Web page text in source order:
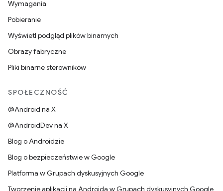
Wymagania
Pobieranie
Wyświetl podgląd plików binarnych
Obrazy fabryczne
Pliki binarne sterowników
SPOŁECZNOŚĆ
@Android na X
@AndroidDev na X
Blog o Androidzie
Blog o bezpieczeństwie w Google
Platforma w Grupach dyskusyjnych Google
Tworzenie aplikacji na Androida w Grupach dyskusyjnych Google